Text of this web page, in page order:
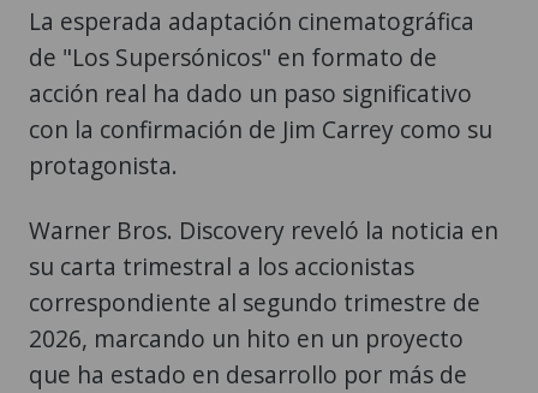
La esperada adaptación cinematográfica
de "Los Supersónicos" en formato de
acción real ha dado un paso significativo
con la confirmación de Jim Carrey como su
protagonista.
Warner Bros. Discovery reveló la noticia en
su carta trimestral a los accionistas
correspondiente al segundo trimestre de
2026, marcando un hito en un proyecto
que ha estado en desarrollo por más de